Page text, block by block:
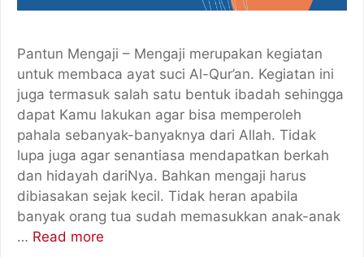
Pantun Mengaji – Mengaji merupakan kegiatan
untuk membaca ayat suci Al-Qur’an. Kegiatan ini
juga termasuk salah satu bentuk ibadah sehingga
dapat Kamu lakukan agar bisa memperoleh
pahala sebanyak-banyaknya dari Allah. Tidak
lupa juga agar senantiasa mendapatkan berkah
dan hidayah dariNya. Bahkan mengaji harus
dibiasakan sejak kecil. Tidak heran apabila
banyak orang tua sudah memasukkan anak-anak
… Read more